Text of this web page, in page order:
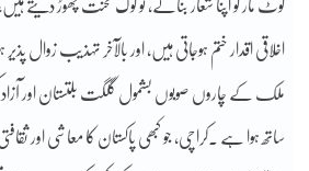
لوٹ مار کو اپنا شعار بنالے، تو لوگ محنت چھوڑ دیتے
اخلاقی اقدار ختم ہوجاتی ہیں، اور بالآخر تہذیب زوال
ملک کے چاروں صوبوں بشمول گلگت بلتستان اور آزاد
ساتھ ہوا ہے ۔کراچی، جو کبھی پاکستان کا معاشی اور ثقافتی